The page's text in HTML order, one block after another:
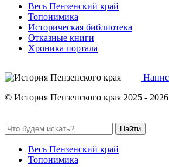
Весь Пензенский край
Топонимика
Историческая библиотека
Отказные книги
Хроника портала
© История Пензенского края 2025 - 2026
Найти
Весь Пензенский край
Топонимика